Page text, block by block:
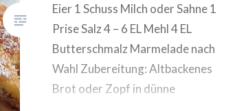
Eier 1 Schuss Milch oder Sahne 1
Prise Salz 4 – 6 EL Mehl 4 EL
Butterschmalz Marmelade nach
Wahl Zubereitung: Altbackenes
Brot oder Zopf in dünne